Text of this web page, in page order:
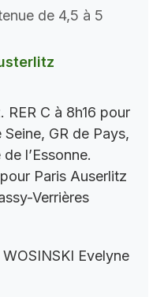
de 4,5 à 5
RER C à 8h16 pour
GR de Pays,
l’Essonne.
Paris Auserlitz
Verrières
WOSINSKI Evelyne